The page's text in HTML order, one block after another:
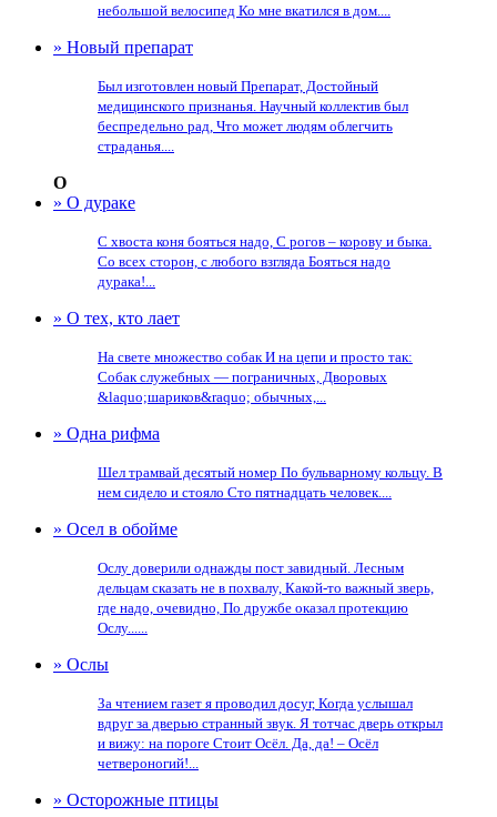
небольшой велосипед Ко мне вкатился в дом....
» Новый препарат
Был изготовлен новый Препарат, Достойный
медицинского признанья. Научный коллектив был
беспредельно рад, Что может людям облегчить
страданья....
О
» О дураке
С хвоста коня бояться надо, С рогов – корову и быка.
Со всех сторон, с любого взгляда Бояться надо
дурака!...
» О тех, кто лает
На свете множество собак И на цепи и просто так:
Собак служебных — пограничных, Дворовых
&laquo;шариков&raquo; обычных,...
» Одна рифма
Шел трамвай десятый номер По бульварному кольцу. В
нем сидело и стояло Сто пятнадцать человек....
» Осел в обойме
Ослу доверили однажды пост завидный. Лесным
дельцам сказать не в похвалу, Какой-то важный зверь,
где надо, очевидно, По дружбе оказал протекцию
Ослу......
» Ослы
За чтением газет я проводил досуг, Когда услышал
вдруг за дверью странный звук. Я тотчас дверь открыл
и вижу: на пороге Стоит Осёл. Да, да! – Осёл
четвероногий!...
» Осторожные птицы